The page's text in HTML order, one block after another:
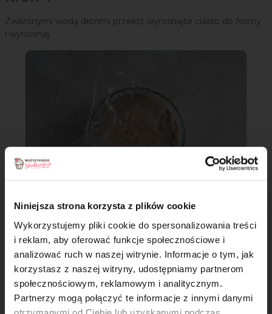
Niniejsza strona korzysta z plików cookie
Wykorzystujemy pliki cookie do spersonalizowania treści
i reklam, aby oferować funkcje społecznościowe i
analizować ruch w naszej witrynie. Informacje o tym, jak
korzystasz z naszej witryny, udostępniamy partnerom
społecznościowym, reklamowym i analitycznym.
Partnerzy mogą połączyć te informacje z innymi danymi
Zwilżonymi wodą dłońmi przełóż wyrośnięte ciasto do formy
i wyrównaj.
Krok 5
Wierzch posyp słonecznikiem lub innymi ziarnami. Przykryj
formę folią spożywczą i odstaw do lodówki na kilka godzin do
drugiego wyrastania (8-10h).
×